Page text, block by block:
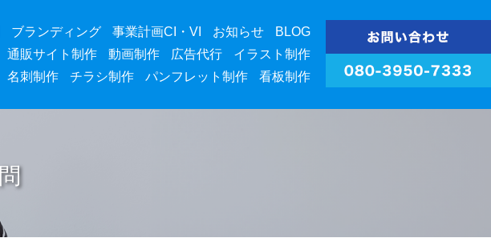
ブランディング 事業計画CI・VI お知らせ
BLOG
通販サイト制作 動画制作 広告代行
イラスト制作
名刺制作 チラシ制作 パンフレット制作 看板制作